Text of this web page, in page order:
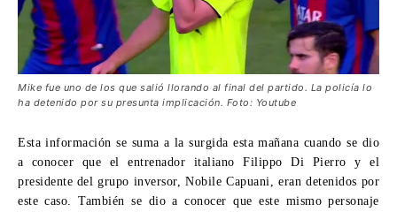
Mike fue uno de los que salió llorando al final del partido. La policía lo
ha detenido por su presunta implicación. Foto: Youtube
Esta información se suma a la surgida esta mañana cuando se dio
a conocer que el entrenador italiano Filippo Di Pierro y el
presidente del grupo inversor, Nobile Capuani, eran detenidos por
este caso. También se dio a conocer que este mismo personaje